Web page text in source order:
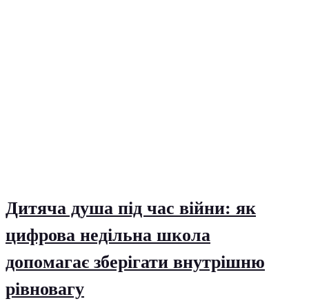
Дитяча душа під час війни: як
цифрова недільна школа
допомагає зберігати внутрішню
рівновагу